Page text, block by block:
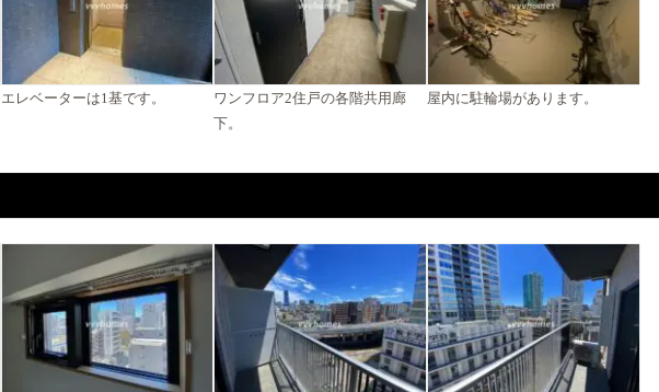
エレベーターは1基です。
ワンフロア2住戸の各階共用廊
下。
屋内に駐輪場があります。